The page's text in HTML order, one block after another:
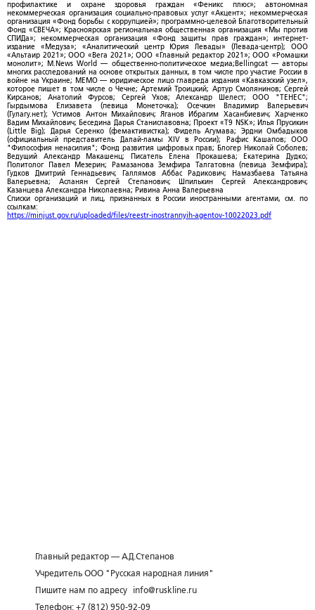
профилактике и охране здоровья граждан «Феникс плюс»; автономная
некоммерческая организация социально-правовых услуг «Акцент»; некоммерческая
организация «Фонд борьбы с коррупцией»; программно-целевой Благотворительный
Фонд «СВЕЧА»; Красноярская региональная общественная организация «Мы против
СПИДа»; некоммерческая организация «Фонд защиты прав граждан»; интернет-
издание «Медуза»; «Аналитический центр Юрия Левады» (Левада-центр); ООО
«Альтаир 2021»; ООО «Вега 2021»; ООО «Главный редактор 2021»; ООО «Ромашки
монолит»; M.News World — общественно-политическое медиа;Bellingcat — авторы
многих расследований на основе открытых данных, в том числе про участие России в
войне на Украине; МЕМО — юридическое лицо главреда издания «Кавказский узел»,
которое пишет в том числе о Чечне; Артемий Троицкий; Артур Смолянинов; Сергей
Кирсанов; Анатолий Фурсов; Сергей Ухов; Александр Шелест; ООО "ТЕНЕС";
Гырдымова Елизавета (певица Монеточка); Осечкин Владимир Валерьевич
(Гулагу.нет); Устимов Антон Михайлович; Яганов Ибрагим Хасанбиевич; Харченко
Вадим Михайлович; Беседина Дарья Станиславовна; Проект «T9 NSK»; Илья Прусикин
(Little Big); Дарья Серенко (фемактивистка); Фидель Агумава; Эрдни Омбадыков
(официальный представитель Далай-ламы XIV в России); Рафис Кашапов; ООО
"Философия ненасилия"; Фонд развития цифровых прав; Блогер Николай Соболев;
Ведущий Александр Макашенц; Писатель Елена Прокашева; Екатерина Дудко;
Политолог Павел Мезерин; Рамазанова Земфира Талгатовна (певица Земфира);
Гудков Дмитрий Геннадьевич; Галлямов Аббас Радикович; Намазбаева Татьяна
Валерьевна; Асланян Сергей Степанович; Шпилькин Сергей Александрович;
Казанцева Александра Николаевна; Ривина Анна Валерьевна
Списки организаций и лиц, признанных в России иностранными агентами, см. по
ссылкам:
https://minjust.gov.ru/uploaded/files/reestr-inostrannyih-agentov-10022023.pdf
Главный редактор — А.Д.Степанов
Учредитель ООО "Русская народная линия"
Пишите нам по адресу
info@ruskline.ru
Телефон: +7 (812) 950-92-09